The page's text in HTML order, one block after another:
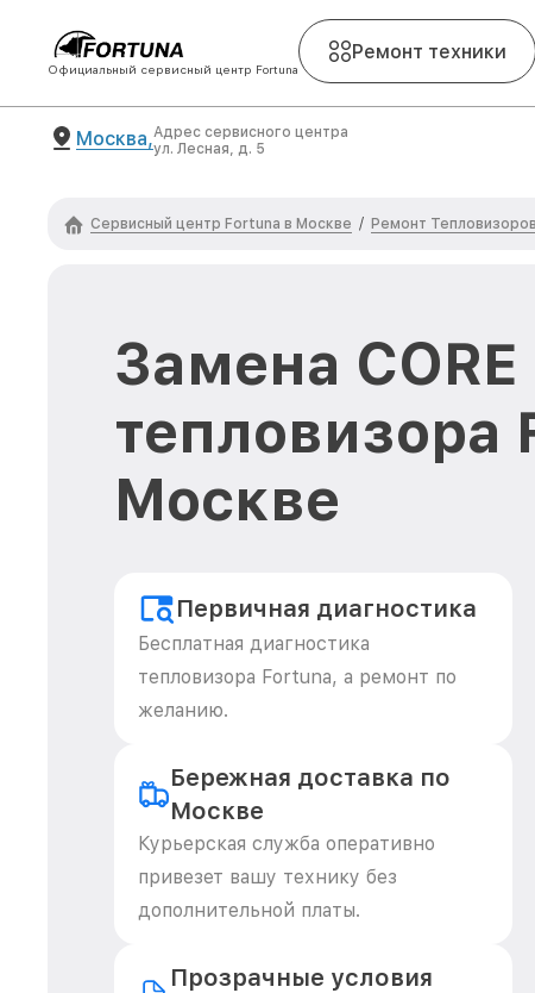
Официальный сервисный центр Fortuna
Ремонт техники
Москва,Адрес сервисного центра
ул. Лесная, д. 5
Сервисный центр Fortuna в Москве / Ремонт
Замена CORE
тепловизора
Москве
Первичная диагностика
Бесплатная диагностика
тепловизора Fortuna, а ремонт по
желанию.
Бережная доставка по
Москве
Курьерская служба оперативно
привезет вашу технику без
дополнительной платы.
Прозрачные условия